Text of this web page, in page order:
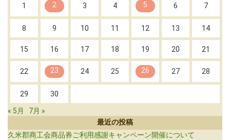
1 2 3 4 5 6 7
8 9 10 11 12 13 14
15 16 17 18 19 20 21
22 23 24 25 26 27 28
29 30
« 5月
7月 »
最近の投稿
久米郡商工会商品券ご利用感謝キャンペーン開催について